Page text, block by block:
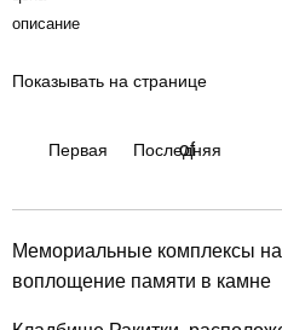
описание
Показывать на странице
Первая Последняя
Мемориальные комплексы
воплощение памяти в камне